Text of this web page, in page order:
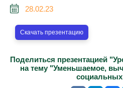
28.02.23
Скачать презентацию
Поделиться презентацией
на тему "Уменьшаемое,
социальных